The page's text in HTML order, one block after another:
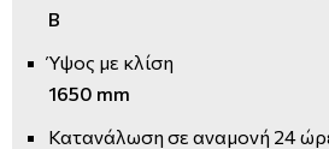
Β
Ύψος με κλίση
1650 mm
Κατανάλωση σε αναμονή 24